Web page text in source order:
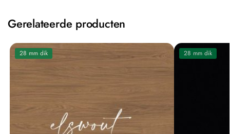
Gerelateerde producten
28 mm dik 28 mm dik